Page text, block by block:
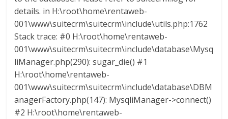
a
details. in H:\root\home\rentaweb-
001\www\suitecrm\suitecrm\include\utils.php:1762
Stack trace: #0 H:\root\home\rentaweb-
001\www\suitecrm\suitecrm\include\database\Mysq
liManager.php(290): sugar_die() #1
H:\root\home\rentaweb-
001\www\suitecrm\suitecrm\include\database\DBM
anagerFactory.php(147): MysqliManager->connect()
#2 H:\root\home\rentaweb-